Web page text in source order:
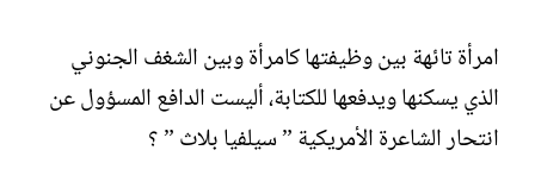
امرأة تائهة بين وظيفتها كامرأة وبين الشغف الجنوني
الذي يسكنها ويدفعها للكتابة، أليست الدافع المسؤول عن
انتحار الشاعرة الأمريكية ” سيلفيا بلاث ” ؟